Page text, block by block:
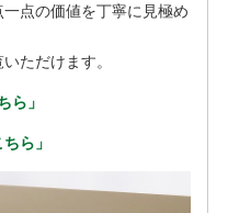
点の価値を丁寧に見極め
ただけます。
ら」
ら」